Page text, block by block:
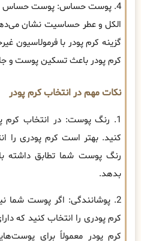
4. پوست حساس: پوست حساس
الکل و عطر حساسیت نشان
گزینه کرم پودر با فرمولاسیون
کرم پودر باعث تسکین پوست و
نکات مهم در انتخاب کرم پودر
1. رنگ پوست: در انتخاب کرم
کنید. بهتر است کرم پودری را
رنگ پوست شما تطابق داشته
بدهد.
2. پوشانندگی: اگر پوست شما
کرم پودری را انتخاب کنید که
کرم پودر معمولاً برای